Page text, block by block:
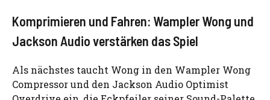
Komprimieren und Fahren: Wampler Wong und
Jackson Audio verstärken das Spiel
Als nächstes taucht Wong in den Wampler Wong
Compressor und den Jackson Audio Optimist